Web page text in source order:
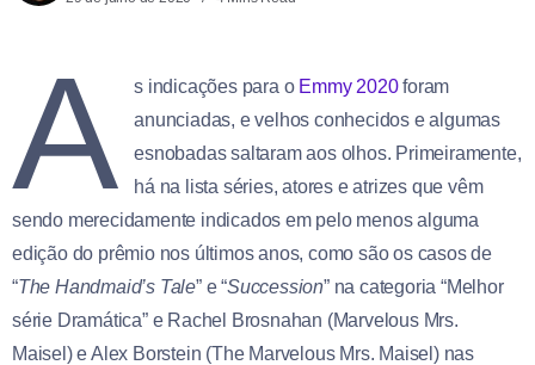
A s indicações para o Emmy 2020foram
anunciadas, e velhos conhecidos e algumas
esnobadas saltaram aos olhos. Primeiramente,
há na lista séries, atores e atrizes que vêm
sendo merecidamente indicados em pelo menos alguma
edição do prêmio nos últimos anos, como são os casos de
“The Handmaid’s Tale” e “Succession” na categoria “Melhor
série Dramática” e Rachel Brosnahan (Marvelous Mrs.
Maisel) e Alex Borstein (The Marvelous Mrs. Maisel) nas